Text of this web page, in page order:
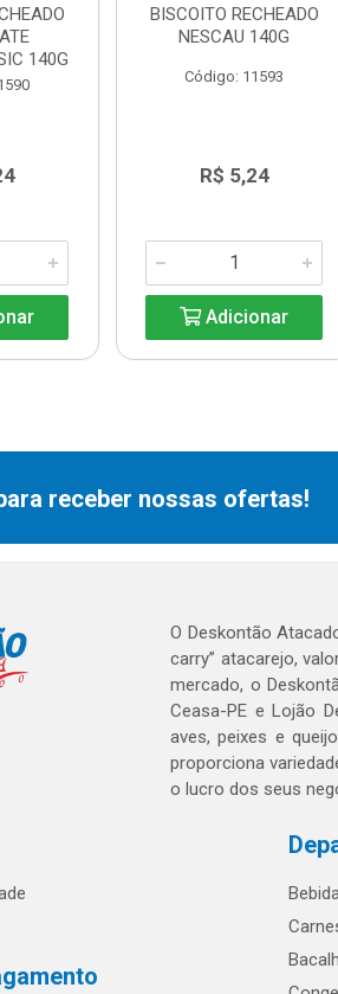
140G
BISCOITO RECHEADO
NESCAU 140G
Código: 11593
R$ 5,24
Adicionar
receber nossas ofertas!
O Deskontão
carry” atacarejo,
mercado, o
Ceasa-PE e Lojão
aves, peixes e
proporciona
o lucro dos seus